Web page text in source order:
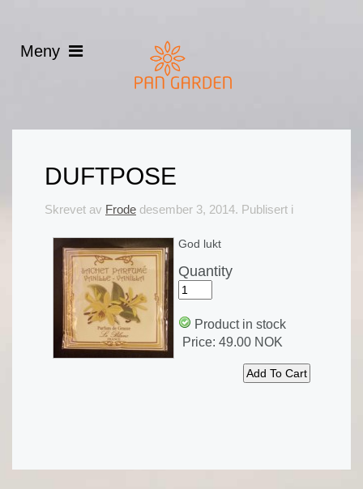
DUFTPOSE
Skrevet av Frode desember 3, 2014. Publisert i
God lukt
Quantity
Product in stock
Price: 49.00 NOK